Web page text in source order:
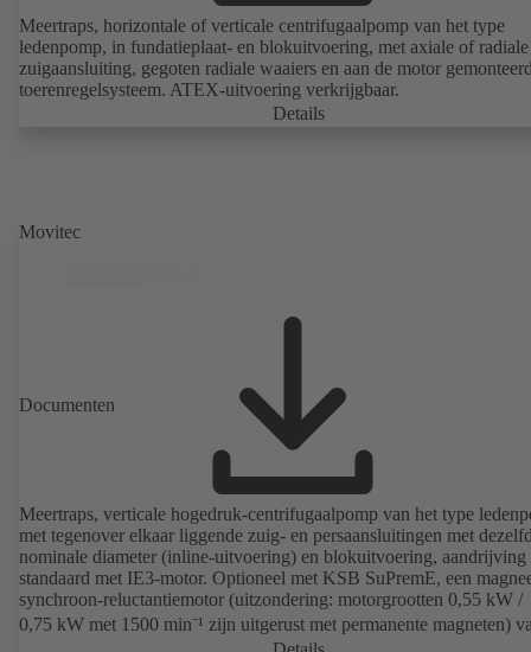
Meertraps, horizontale of verticale centrifugaalpomp van het type
ledenpomp, in fundatieplaat- en blokuitvoering, met axiale of radiale
zuigaansluiting, gegoten radiale waaiers en aan de motor
toerenregelsysteem. ATEX-uitvoering verkrijgbaar.
Details
Movitec
Documenten
Meertraps, verticale hogedruk-centrifugaalpomp van het type
met tegenover elkaar liggende zuig- en persaansluitingen met
nominale diameter (inline-uitvoering) en blokuitvoering, aandrijving
standaard met IE3-motor. Optioneel met KSB SuPremE, een
synchroon-reluctantiemotor (uitzondering: motorgrootten 0,55 kW /
0,75 kW met 1500 min⁻¹ zijn uitgerust met permanente magneten)
efficiëntieklasse IE4/IE5 volgens IEC TS 60034-30-2: 2016, voor